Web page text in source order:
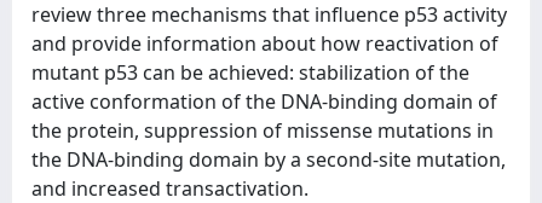
review three mechanisms that influence p53 activity
and provide information about how reactivation of
mutant p53 can be achieved: stabilization of the
active conformation of the DNA-binding domain of
the protein, suppression of missense mutations in
the DNA-binding domain by a second-site mutation,
and increased transactivation.